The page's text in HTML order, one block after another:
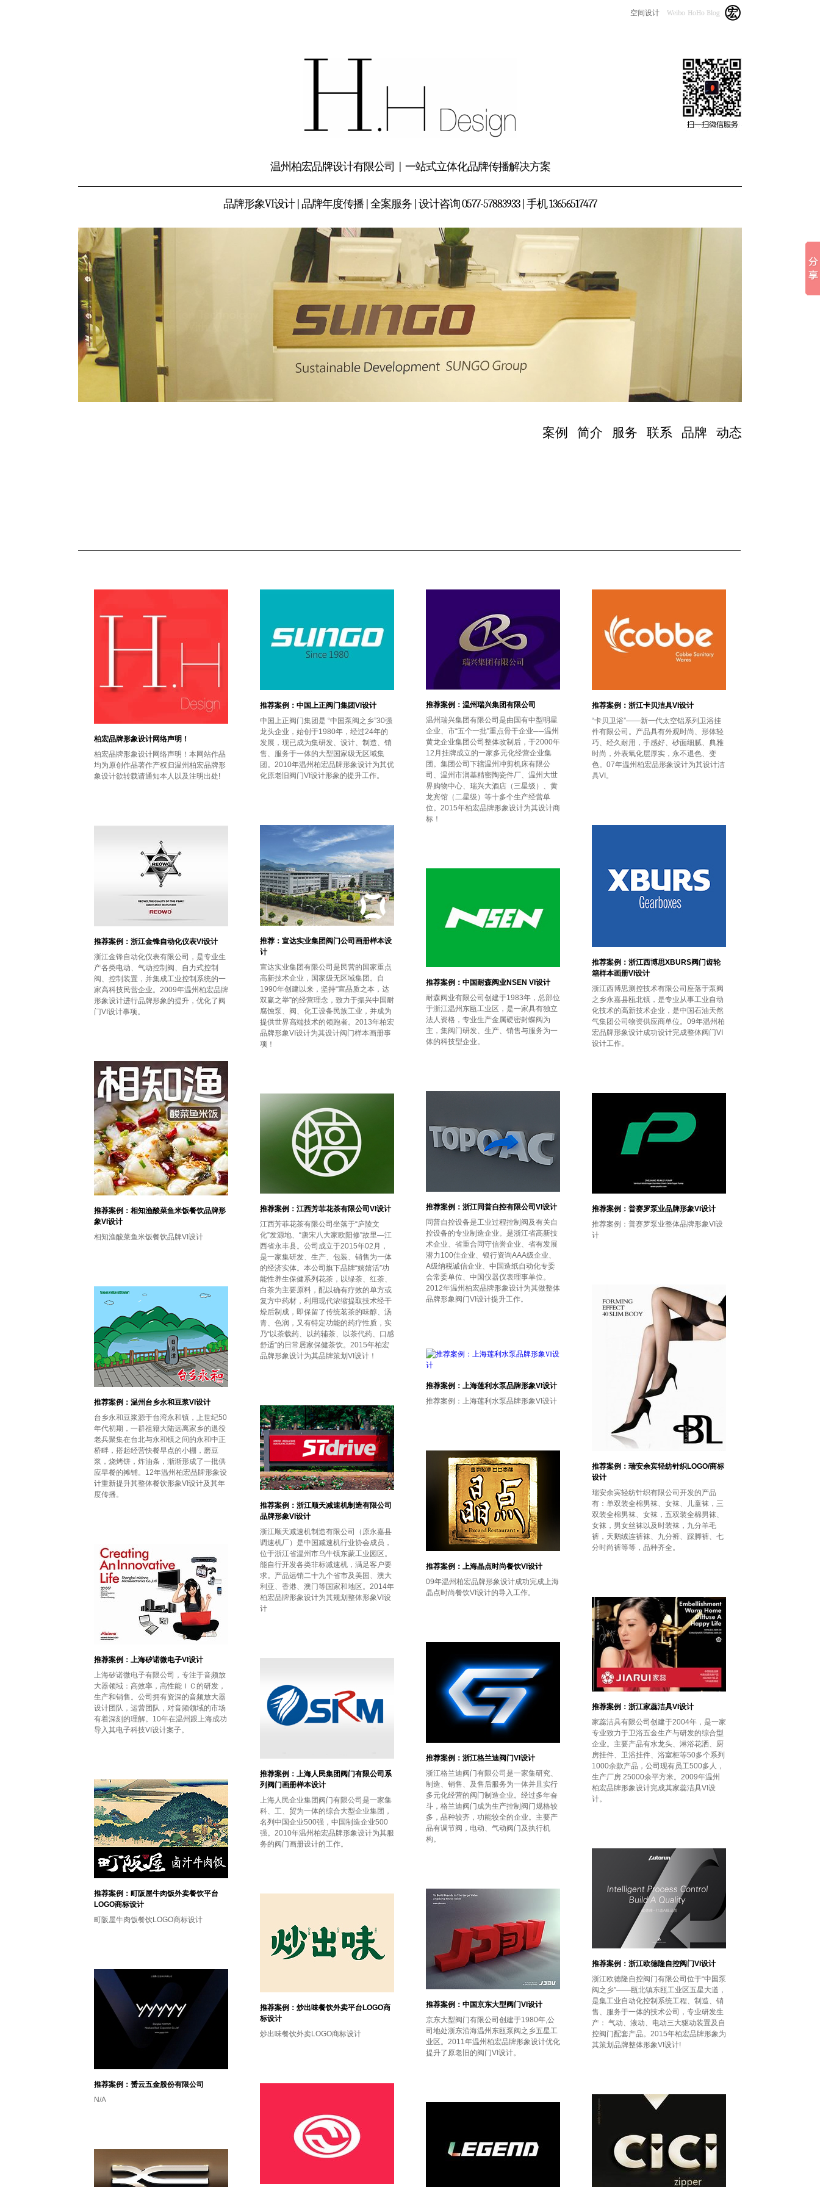
空间设计 Weibo HoHo Blog
温州柏宏品牌设计有限公司 | 一站式立体化品牌传播解决方案
品牌形象VI设计 | 品牌年度传播 | 全案服务 | 设计咨询 0577-57883933 | 手机 13656517477
案例 简介 服务 联系 品牌 动态
柏宏品牌形象设计网络声明！
柏宏品牌形象设计网络声明！本网站作品
均为原创作品著作产权归温州柏宏品牌形
象设计欲转载请通知本人以及注明出处!
推荐案例：中国上正阀门集团VI设计
中国上正阀门集团是 “中国泵阀之乡”30强
龙头企业，始创于1980年，经过24年的
发展，现已成为集研发、设计、制造、销
售、服务于一体的大型国家级无区域集
团。2010年温州柏宏品牌形象设计为其优
化原老旧阀门VI设计形象的提升工作。
推荐案例：温州瑞兴集团有限公司
温州瑞兴集团有限公司是由国有中型明星
企业、市“五个一批”重点骨干企业──温州
黄龙企业集团公司整体改制后，于2000年
12月挂牌成立的一家多元化经营企业集
团。集团公司下辖温州冲剪机床有限公
司、温州市润基精密陶瓷件厂、温州大世
界购物中心、瑞兴大酒店（三星级）、黄
龙宾馆（二星级）等十多个生产经营单
位。2015年柏宏品牌形象设计为其设计商
标！
推荐案例：浙江卡贝洁具VI设计
“卡贝卫浴”——新一代太空铝系列卫浴挂
件有限公司。产品具有外观时尚、形体轻
巧、经久耐用，手感好、砂面细腻、典雅
时尚，外表氧化层厚实，永不退色、变
色。07年温州柏宏品形象设计为其设计洁
具VI。
推荐：宣达实业集团阀门公司画册样本设
计
宣达实业集团有限公司是民营的国家重点
高新技术企业，国家级无区域集团。自
1990年创建以来，坚持“宣品质之本，达
双赢之举”的经营理念，致力于振兴中国耐
腐蚀泵、阀、化工设备民族工业，并成为
提供世界高端技术的领跑者。2013年柏宏
品牌形象VI设计为其设计阀门样本画册事
项！
推荐案例：浙江西博思XBURS阀门齿轮
箱样本画册VI设计
浙江西博思测控技术有限公司座落于泵阀
之乡永嘉县瓯北镇，是专业从事工业自动
化技术的高新技术企业，是中国石油天然
气集团公司物资供应商单位。09年温州柏
宏品牌形象设计成功设计完成整体阀门VI
设计工作。
推荐案例：浙江金锋自动化仪表VI设计
浙江金锋自动化仪表有限公司，是专业生
产各类电动、气动控制阀、自力式控制
阀、控制装置，并集成工业控制系统的一
家高科技民营企业。2009年温州柏宏品牌
形象设计进行品牌形象的提升，优化了阀
门VI设计事项。
推荐案例：中国耐森阀业NSEN VI设计
耐森阀业有限公司创建于1983年，总部位
于浙江温州东瓯工业区，是一家具有独立
法人资格，专业生产金属硬密封蝶阀为
主，集阀门研发、生产、销售与服务为一
体的科技型企业。
推荐案例：相知渔酸菜鱼米饭餐饮品牌形
象VI设计
相知渔酸菜鱼米饭餐饮品牌VI设计
推荐案例：浙江同普自控有限公司VI设计
同普自控设备是工业过程控制阀及有关自
控设备的专业制造企业。是浙江省高新技
术企业、省重合同守信誉企业、省有发展
潜力100佳企业、银行资询AAA级企业、
A级纳税诚信企业、中国造纸自动化专委
会常委单位、中国仪器仪表理事单位。
2012年温州柏宏品牌形象设计为其做整体
品牌形象阀门VI设计提升工作。
推荐案例：普赛罗泵业品牌形象VI设计
推荐案例：普赛罗泵业整体品牌形象VI设
计
推荐案例：江西芳菲花茶有限公司VI设计
江西芳菲花茶有限公司坐落于“庐陵文
化”发源地、“唐宋八大家欧阳修”故里—江
西省永丰县。公司成立于2015年02月，
是一家集研发、生产、包装、销售为一体
的经济实体。本公司旗下品牌“嬉嬉活”功
能性养生保健系列花茶，以绿茶、红茶、
白茶为主要原料，配以确有疗效的单方或
复方中药材，利用现代浓缩提取技术经干
燥后制成，即保留了传统茗茶的味醇、汤
青、色润，又有特定功能的药疗性质，实
乃“以茶载药、以药辅茶、以茶代药、口感
舒适”的日常居家保健茶饮。2015年柏宏
品牌形象设计为其品牌策划VI设计！
推荐案例：瑞安余宾轻纺针织LOGO/商标
设计
瑞安余宾轻纺针织有限公司开发的产品
有：单双装全棉男袜、女袜、儿童袜，三
双装全棉男袜、女袜，五双装全棉男袜、
女袜，男女丝袜以及时装袜，九分羊毛
裤，天鹅绒连裤袜、九分裤、踩脚裤、七
分时尚裤等等，品种齐全。
推荐案例：温州台乡永和豆浆VI设计
台乡永和豆浆源于台湾永和镇，上世纪50
年代初期，一群祖籍大陆远离家乡的退役
老兵聚集在台北与永和镇之间的永和中正
桥畔，搭起经营快餐早点的小棚，磨豆
浆，烧烤饼，炸油条，渐渐形成了一批供
应早餐的摊铺。12年温州柏宏品牌形象设
计重新提升其整体餐饮形象VI设计及其年
度传播。
推荐案例：上海莲利水泵品牌形象VI设计
推荐案例：上海莲利水泵品牌形象VI设计
推荐案例：浙江顺天减速机制造有限公司
品牌形象VI设计
浙江顺天减速机制造有限公司（原永嘉县
调速机厂）是中国减速机行业协会成员，
位于浙江省温州市乌牛镇东蒙工业园区。
能自行开发各类非标减速机，满足客户要
求。产品远销二十九个省市及美国、澳大
利亚、香港、澳门等国家和地区。2014年
柏宏品牌形象设计为其规划整体形象VI设
计
推荐案例：上海晶点时尚餐饮VI设计
09年温州柏宏品牌形象设计成功完成上海
晶点时尚餐饮VI设计的导入工作。
推荐案例：上海矽诺微电子VI设计
上海矽诺微电子有限公司，专注于音频放
大器领域：高效率，高性能ＩＣ的研发，
生产和销售。公司拥有资深的音频放大器
设计团队，运营团队，对音频领域的市场
有着深刻的理解。10年在温州跟上海成功
导入其电子科技VI设计案子。
推荐案例：浙江家蕊洁具VI设计
家蕊洁具有限公司创建于2004年，是一家
专业致力于卫浴五金生产与研发的综合型
企业。主要产品有水龙头、淋浴花洒、厨
房挂件、卫浴挂件、浴室柜等50多个系列
1000余款产品，公司现有员工500多人，
生产厂房 25000余平方米。2009年温州
柏宏品牌形象设计完成其家蕊洁具VI设
计。
推荐案例：浙江格兰迪阀门VI设计
浙江格兰迪阀门有限公司是一家集研究、
制造、销售、及售后服务为一体并且实行
多元化经营的阀门制造企业。经过多年奋
斗，格兰迪阀门成为生产控制阀门规格较
多，品种较齐，功能较全的企业。主要产
品有调节阀，电动、气动阀门及执行机
构。
推荐案例：上海人民集团阀门有限公司系
列阀门画册样本设计
上海人民企业集团阀门有限公司是一家集
科、工、贸为一体的综合大型企业集团，
名列中国企业500强，中国制造企业500
强。2010年温州柏宏品牌形象设计为其服
务的阀门画册设计的工作。
推荐案例：町阪屋牛肉饭外卖餐饮平台
LOGO商标设计
町阪屋牛肉饭餐饮LOGO商标设计
推荐案例：浙江欧德隆自控阀门VI设计
浙江欧德隆自控阀门有限公司位于“中国泵
阀之乡”——瓯北镇东瓯工业区五星大道，
是集工业自动化控制系统工程、制造、销
售、服务于一体的技术公司，专业研发生
产： 气动、液动、电动三大驱动装置及自
控阀门配套产品。2015年柏宏品牌形象为
其策划品牌整体形象VI设计!
推荐案例：中国京东大型阀门VI设计
京东大型阀门有限公司创建于1980年,公
司地处浙东沿海温州东瓯泵阀之乡五星工
业区。2011年温州柏宏品牌形象设计优化
提升了原老旧的阀门VI设计。
推荐案例：炒出味餐饮外卖平台LOGO商
标设计
炒出味餐饮外卖LOGO商标设计
推荐案例：赟云五金股份有限公司
N/A